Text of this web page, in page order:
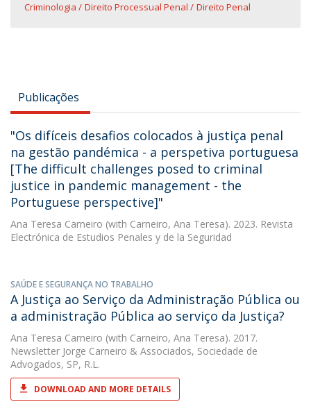
Criminologia Direito Processual Penal Direito Penal
Publicações
"Os difíceis desafios colocados à justiça penal
na gestão pandémica - a perspetiva portuguesa
[The difficult challenges posed to criminal
justice in pandemic management - the
Portuguese perspective]"
Ana Teresa Carneiro (with Carneiro, Ana Teresa). 2023. Revista
Electrónica de Estudios Penales y de la Seguridad
SAÚDE E SEGURANÇA NO TRABALHO
A Justiça ao Serviço da Administração Pública ou
a administração Pública ao serviço da Justiça?
Ana Teresa Carneiro (with Carneiro, Ana Teresa). 2017.
Newsletter Jorge Carneiro & Associados, Sociedade de
Advogados, SP, R.L.
DOWNLOAD AND MORE DETAILS